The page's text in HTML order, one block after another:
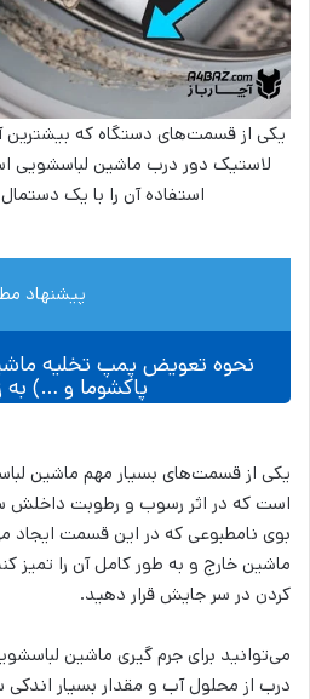
یکی از قسمت‌های دستگاه که بیشترین
لاستیک دور درب ماشین لباسشویی
استفاده آن را با یک
پیشنهاد
نحوه تعویض پمپ تخلیه
پاکشوما و …) به
یکی از قسمت‌های بسیار مهم ماشین
است که در اثر رسوب و رطوبت داخلش
بوی نامطبوعی که در این قسمت ایجاد
ماشین خارج و به طور کامل آن را
کردن در سر جایش قرار دهید.
می‌توانید برای جرم گیری ماشین
درب از محلول آب و مقدار بسیار اندکی